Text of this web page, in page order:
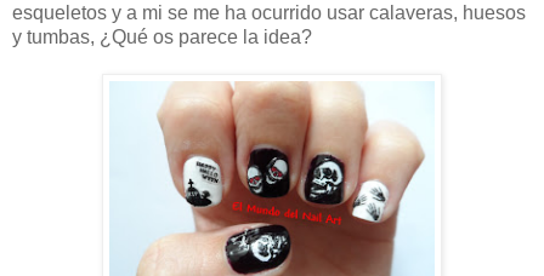
esqueletos y a mi se me ha ocurrido usar calaveras, huesos
y tumbas, ¿Qué os parece la idea?